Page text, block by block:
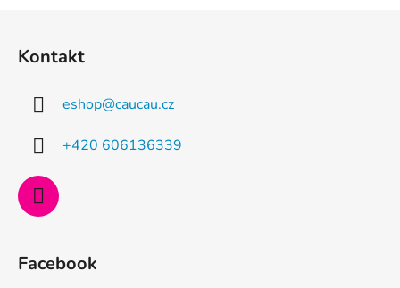
Kontakt
eshop@caucau.cz
+420 606136339
Facebook